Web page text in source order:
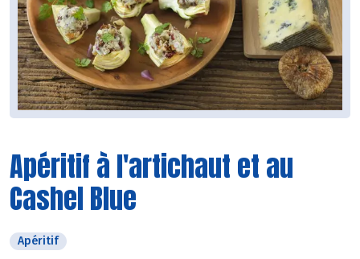
Apéritif à l'artichaut et au
Cashel Blue
Apéritif